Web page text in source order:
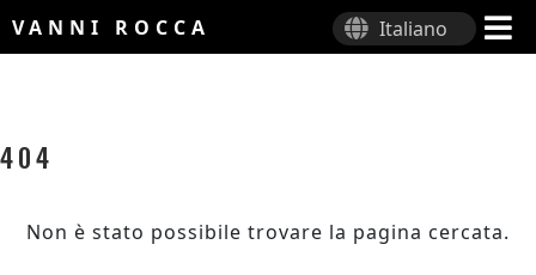
VANNI ROCCA Italiano
404
Non è stato possibile trovare la pagina cercata.